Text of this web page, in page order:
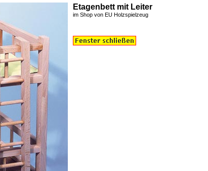
Etagenbett mit Leiter
im Shop von EU Holzspielzeug